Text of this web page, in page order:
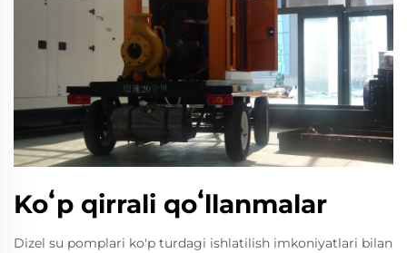
Koʻp qirrali qoʻllanmalar
Dizel su pomplari ko'p turdagi ishlatilish imkoniyatlari bilan